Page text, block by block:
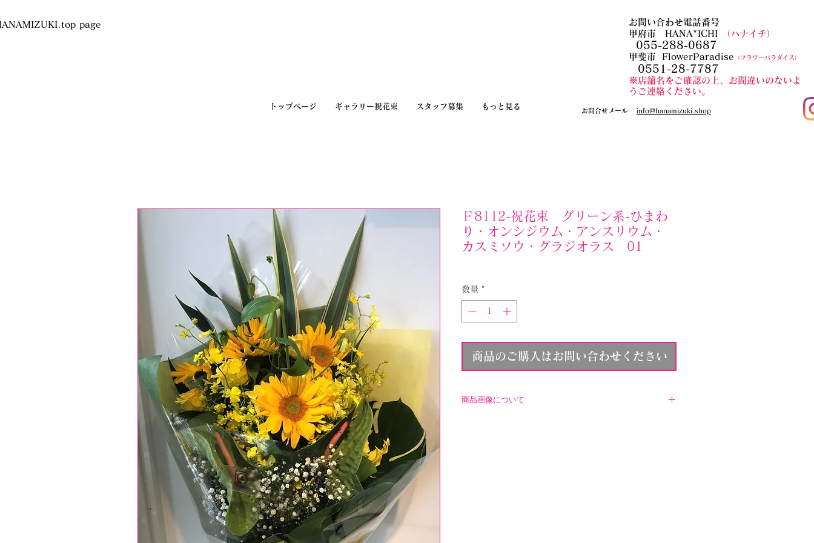
page
お問い合わせ電話番号
甲府市 HANA*ICHI
（ハナイチ）
055-288-0687
​甲斐市 FlowerParadise （フラワーパラダイス）
0551-28-7787
​※店舗名をご確認の上、お間違いのないよ
うご連絡ください。
トップページ ギャラリー祝花束 スタッフ募集 もっと見る
​お問合せメール ​info@hanamizuki.shop
Ｆ8112-祝花束 グリーン系-ひまわ
り・オンシジウム・アンスリウム・
カスミソウ・グラジオラス 01
数量 *
商品のご購入はお問い合わせください
商品画像について